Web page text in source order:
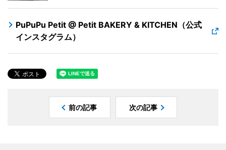
PuPuPu Petit @ Petit BAKERY & KITCHEN（公式
インスタグラム）
前の記事 次の記事